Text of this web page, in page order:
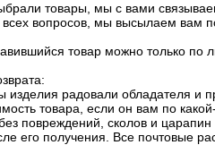
товары, мы с вами
вопросов, мы высылаем вам
товар можно только по
изделия радовали обладателя и
товара, если он вам по
повреждений, сколов и
его получения. Все почтовые